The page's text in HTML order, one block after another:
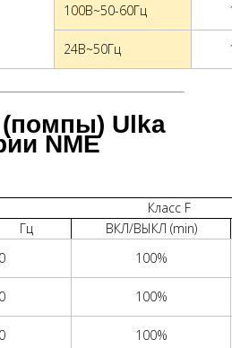
100В~50-60Гц
24В~50Гц
Ulka
NME
Класс F
Гц
ВКЛ/ВЫКЛ (min)
100%
100%
100%